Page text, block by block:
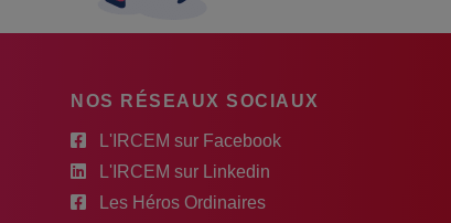
NOS RÉSEAUX SOCIAUX
L'IRCEM sur Facebook
L'IRCEM sur Linkedin
Les Héros Ordinaires